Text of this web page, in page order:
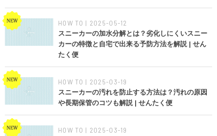
HOW TO | 2025-05-12
スニーカーの加水分解とは？劣化しにくいスニー
カーの特徴と自宅で出来る予防方法を解説 | せん
たく便
HOW TO | 2025-03-19
スニーカーの汚れを防止する方法は？汚れの原因
や長期保管のコツも解説 | せんたく便
HOW TO | 2025-03-19